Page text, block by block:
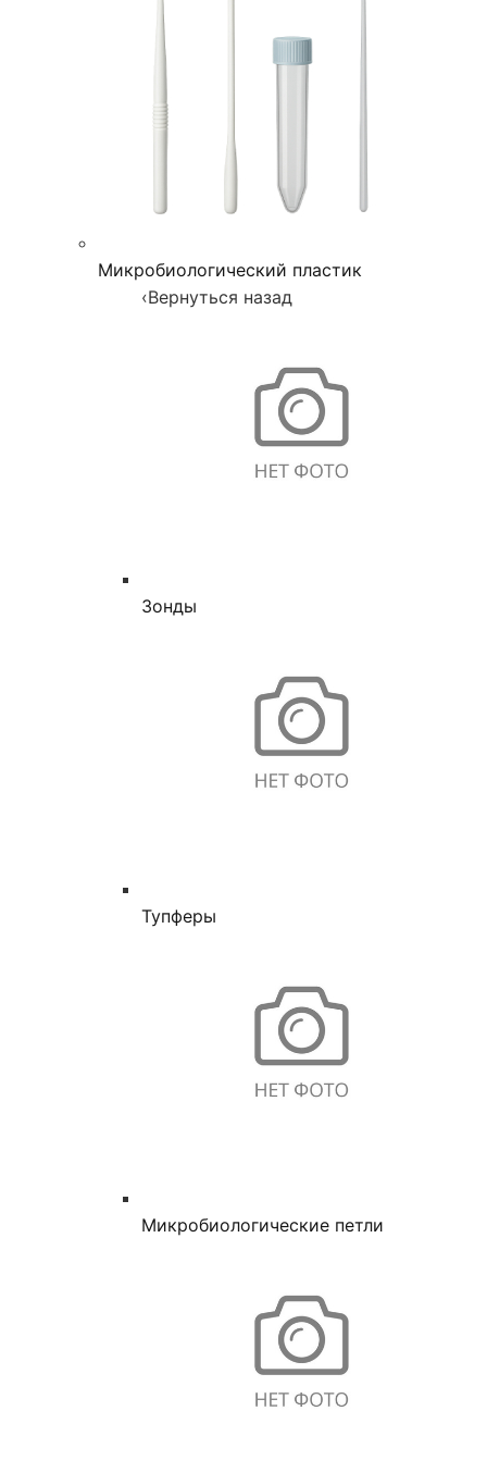
Микробиологический пластик
‹Вернуться назад
Зонды
Тупферы
Микробиологические петли